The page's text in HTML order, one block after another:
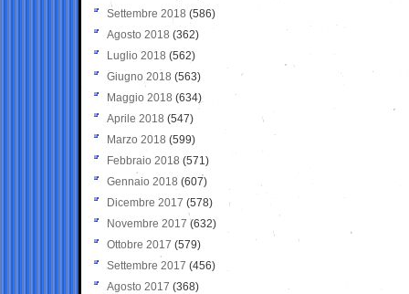
Settembre 2018 (586)
Agosto 2018 (362)
Luglio 2018 (562)
Giugno 2018 (563)
Maggio 2018 (634)
Aprile 2018 (547)
Marzo 2018 (599)
Febbraio 2018 (571)
Gennaio 2018 (607)
Dicembre 2017 (578)
Novembre 2017 (632)
Ottobre 2017 (579)
Settembre 2017 (456)
Agosto 2017 (368)